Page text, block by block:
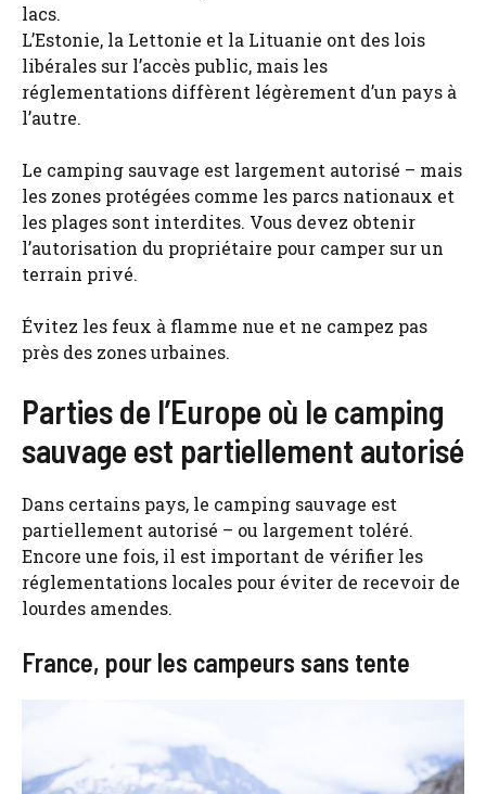
lacs.
L’Estonie, la Lettonie et la Lituanie ont des lois
libérales sur l’accès public, mais les
réglementations diffèrent légèrement d’un pays à
l’autre.
Le camping sauvage est largement autorisé – mais
les zones protégées comme les parcs nationaux et
les plages sont interdites. Vous devez obtenir
l’autorisation du propriétaire pour camper sur un
terrain privé.
Évitez les feux à flamme nue et ne campez pas
près des zones urbaines.
Parties de l’Europe où le camping
sauvage est partiellement autorisé
Dans certains pays, le camping sauvage est
partiellement autorisé – ou largement toléré.
Encore une fois, il est important de vérifier les
réglementations locales pour éviter de recevoir de
lourdes amendes.
France, pour les campeurs sans tente